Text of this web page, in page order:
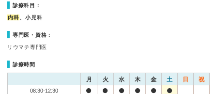
診療科目：
内科、小児科
専門医・資格：
リウマチ専門医
診療時間
月 火 水 木 金 土 日 祝
08:30-12:30